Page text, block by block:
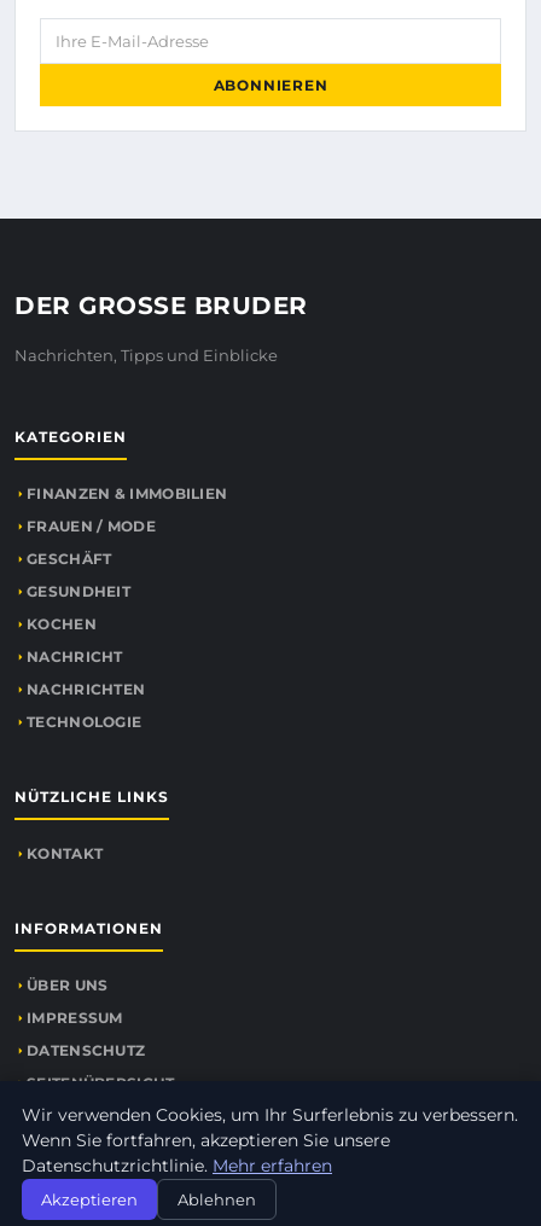
Ihre E-Mail-Adresse
ABONNIEREN
DER GROSSE BRUDER
Nachrichten, Tipps und Einblicke
KATEGORIEN
FINANZEN & IMMOBILIEN
FRAUEN / MODE
GESCHÄFT
GESUNDHEIT
KOCHEN
NACHRICHT
NACHRICHTEN
TECHNOLOGIE
NÜTZLICHE LINKS
KONTAKT
INFORMATIONEN
ÜBER UNS
IMPRESSUM
DATENSCHUTZ
SEITENÜBERSICHT
© 2026 Der Grosse Bruder . Alle Rechte vorbehalten.
SEITENÜBERSICHT
Wir verwenden Cookies, um Ihr Surferlebnis zu verbessern.
Wenn Sie fortfahren, akzeptieren Sie unsere
Datenschutzrichtlinie. Mehr erfahren
Akzeptieren Ablehnen